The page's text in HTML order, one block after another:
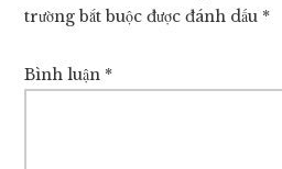
trường bắt buộc được đánh dấu *
Bình luận *